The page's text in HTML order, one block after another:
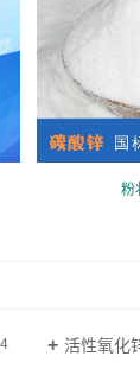
粉
活性氧化